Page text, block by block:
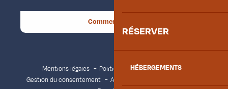
RÉSERVER
HÉBERGEMENTS
Comment venir ?
Mentions légales
Politique de confidentialité
Gestion du consentement
Accessibilité : non conforme